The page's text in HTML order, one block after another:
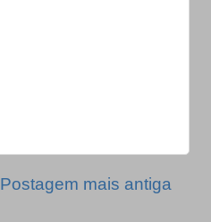
Postagem mais antiga